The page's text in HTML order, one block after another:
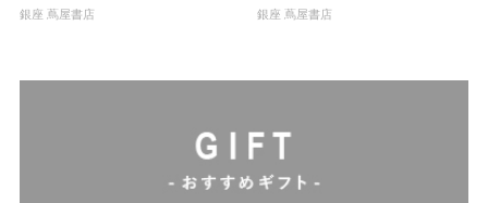
銀座 蔦屋書店 銀座 蔦屋書店